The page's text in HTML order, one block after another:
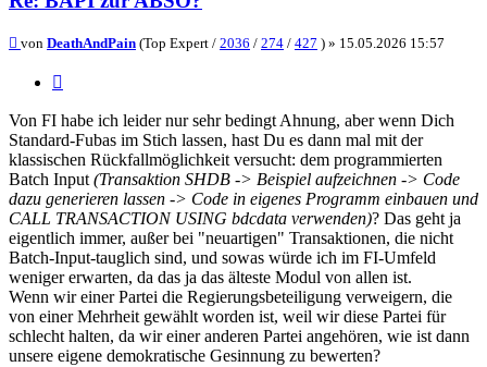
Beitrag
von DeathAndPain (Top Expert / 2036 / 274 / 427 ) » 15.05.2026 15:57
Von FI habe ich leider nur sehr bedingt Ahnung, aber wenn Dich
Standard-Fubas im Stich lassen, hast Du es dann mal mit der
klassischen Rückfallmöglichkeit versucht: dem programmierten
Batch Input (Transaktion SHDB -> Beispiel aufzeichnen -> Code
dazu generieren lassen -> Code in eigenes Programm einbauen und
CALL TRANSACTION USING bdcdata verwenden)? Das geht ja
eigentlich immer, außer bei "neuartigen" Transaktionen, die nicht
Batch-Input-tauglich sind, und sowas würde ich im FI-Umfeld
weniger erwarten, da das ja das älteste Modul von allen ist.
Wenn wir einer Partei die Regierungsbeteiligung verweigern, die
von einer Mehrheit gewählt worden ist, weil wir diese Partei für
schlecht halten, da wir einer anderen Partei angehören, wie ist dann
unsere eigene demokratische Gesinnung zu bewerten?